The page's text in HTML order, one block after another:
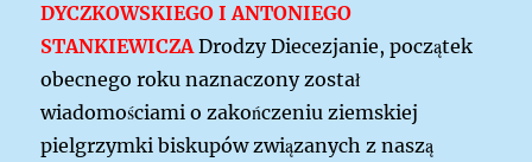
DYCZKOWSKIEGO I ANTONIEGO
STANKIEWICZA Drodzy Diecezjanie, początek
obecnego roku naznaczony został
wiadomościami o zakończeniu ziemskiej
pielgrzymki biskupów związanych z naszą